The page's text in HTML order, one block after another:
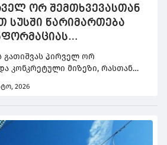
ორ შემთხვევასთან
სუსში წარიმართება
დეტალურად
მესამე
პირველ ორ
კონკრეტული მიზეზი, რასთან
სუს-ში წარიმართება
მოგვიანებით
დამატებით ჩაღრმავება, -
მინისტრმა ირაკლი კობახიძემ
2026